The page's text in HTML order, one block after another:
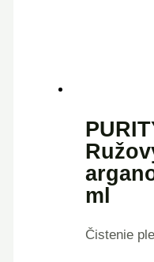
ml
Čistenie